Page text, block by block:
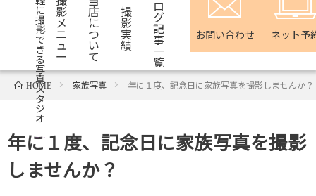
に
撮
影
で
き
る
写
真
ス
タ
ジ
オ
影
メ
ニ
ュ
ー
店
に
つ
い
て
撮
影
実
績
ロ
グ
記
事
一
覧
お問い合わせ ネット予
HOME 家族写真 年に１度、記念日に家族写真を撮影しませんか？
年に１度、記念日に家族写真を撮影
しませんか？